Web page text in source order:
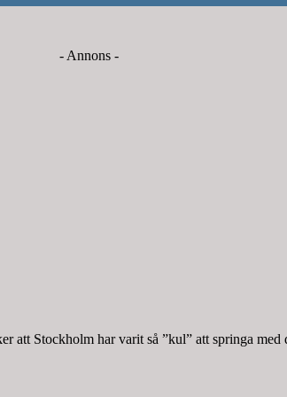
- Annons -
att Stockholm har varit så ”kul” att springa med